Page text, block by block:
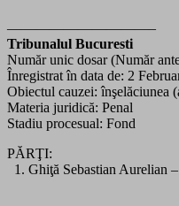
——————————–
Tribunalul Bucuresti
Număr unic dosar (Număr
Înregistrat în data de: 2
Obiectul cauzei: înşelăciunea
Materia juridică: Penal
Stadiu procesual: Fond
PĂRŢI:
1. Ghiţă Sebastian Aurelian